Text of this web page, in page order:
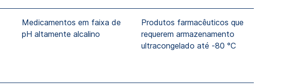
Medicamentos em faixa de
pH altamente alcalino
Produtos farmacêuticos que
requerem armazenamento
ultracongelado até -80 °C